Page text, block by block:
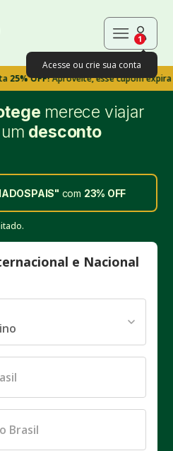
1
Acesse ou crie sua conta
Aproveite, esse cupom expira em
merece viajar
desconto
" com 23% OFF
e Nacional